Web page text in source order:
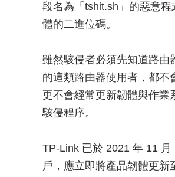
段名為「tshit.sh」的惡意
體的二進位碼。
雖然駭侵者必須先知道路由
的這類路由器使用者，都不
更不會經常更新韌體與作
駭侵程序。
TP-Link 已於 2021 年 11
戶，應立即將產品韌體更新